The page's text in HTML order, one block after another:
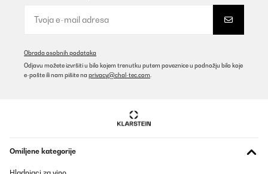
Obrada osobnih podataka
Odjavu možete izvršiti u bilo kojem trenutku putem poveznice u podnožju bilo koje
e-pošte ili nam pišite na privacy@chal-tec.com
Omiljene kategorije